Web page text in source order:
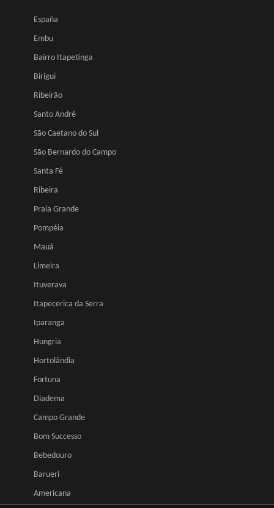
España
Embu
Bairro Itapetinga
Birigui
Ribeirão
Santo André
São Caetano do Sul
São Bernardo do Campo
Santa Fé
Ribeira
Praia Grande
Pompéia
Mauá
Limeira
Ituverava
Itapecerica da Serra
Iparanga
Hungria
Hortolândia
Fortuna
Diadema
Campo Grande
Bom Successo
Bebedouro
Barueri
Americana